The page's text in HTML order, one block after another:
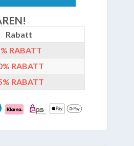
Rabatt
RABATT
RABATT
RABATT